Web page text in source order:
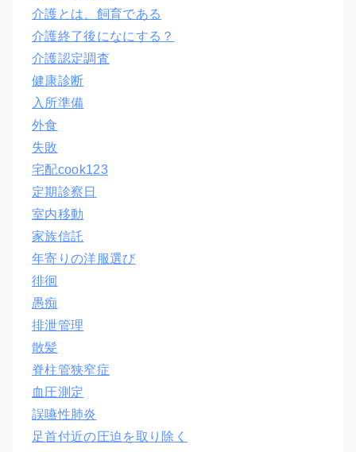
介護とは、飼育である
介護終了後になにする？
介護認定調査
健康診断
入所準備
外食
失敗
宅配cook123
定期診察日
室内移動
家族信託
年寄りの洋服選び
徘徊
愚痴
排泄管理
散髪
脊柱管狭窄症
血圧測定
誤嚥性肺炎
足首付近の圧迫を取り除く